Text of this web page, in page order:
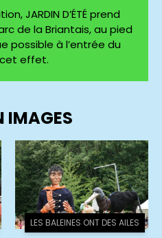
JARDIN D’ÉTÉ prend
de la Briantais, au pied
possible à l’entrée du
cet effet.
IMAGES
LES BALEINES ONT DES AILES